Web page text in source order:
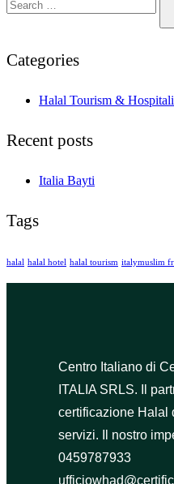
Categories
Halal Tourism &
Recent posts
Italia Bayti
Tags
halal halal hotel halal tourism italymuslim
Centro Italiano di
ITALIA SRLS. Il
certificazione Halal
servizi. Il nostro
0459787933